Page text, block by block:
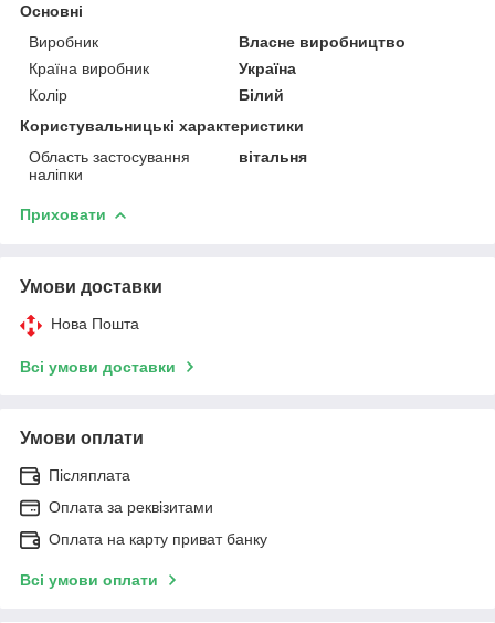
Основні
Виробник
Власне виробництво
Країна виробник
Україна
Колір
Білий
Користувальницькі характеристики
Область застосування
наліпки
вітальня
Приховати
Умови доставки
Нова Пошта
Всі умови доставки
Умови оплати
Післяплата
Оплата за реквізитами
Оплата на карту приват банку
Всі умови оплати